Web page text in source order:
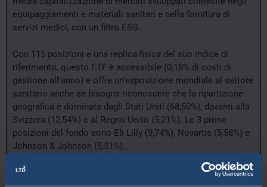
equipaggiamenti e materiali sanitari e nella fornitura di
servizi medici, con un filtro ESG.
Con 115 posizioni e una replica fisica del suo indice di
riferimento, questo ETF è accessibile (0,18% di costi di
gestione all’anno) e offre un’esposizione mondiale al settore
sanitario anche se bisogna riconoscere che la ripartizione
geografica è dominata dagli Stati Uniti (68,50%), davanti alla
Svizzera (12,54%) e al Regno Unito (5,21%). Le 3 prime
posizioni del fondo sono Eli Lilly (9,74%), Novartis (5,58%) e
Johnson & Johnson (5,51%).